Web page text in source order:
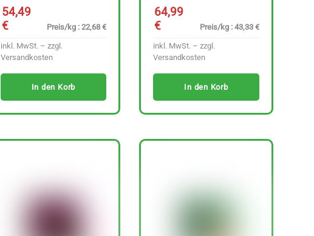
54,49
€
Preis/kg : 22,68 €
inkl. MwSt. – zzgl.
Versandkosten
In den Korb
64,99
€
Preis/kg : 43,33 €
inkl. MwSt. – zzgl.
Versandkosten
In den Korb